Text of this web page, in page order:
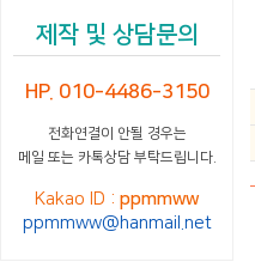
제작 및 상담문의
HP. 010-4486-3150
전화연결이 안될 경우는
메일 또는 카톡상담 부탁드립니다.
Kakao ID :ppmmww
ppmmww@hanmail.net